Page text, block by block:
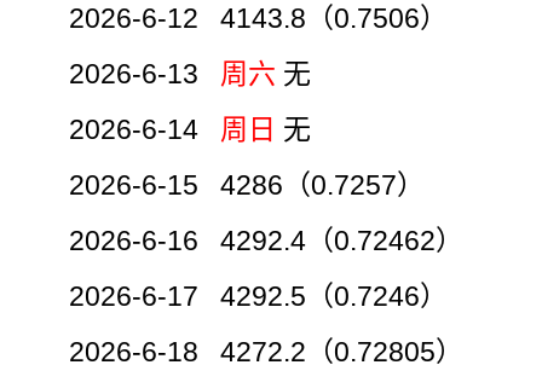
2026-6-12 4143.8（0.7506）
2026-6-13 周六 无
2026-6-14 周日 无
2026-6-15 4286（0.7257）
2026-6-16 4292.4（0.72462）
2026-6-17 4292.5（0.7246）
2026-6-18 4272.2（0.72805）